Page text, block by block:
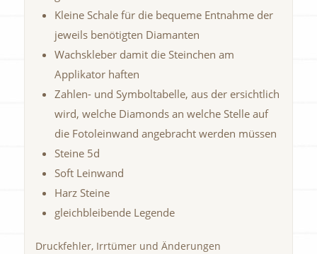
Kleine Schale für die bequeme Entnahme der
jeweils benötigten Diamanten
Wachskleber damit die Steinchen am
Applikator haften
Zahlen- und Symboltabelle, aus der ersichtlich
wird, welche Diamonds an welche Stelle auf
die Fotoleinwand angebracht werden müssen
Steine 5d
Soft Leinwand
Harz Steine
gleichbleibende Legende
Druckfehler, Irrtümer und Änderungen